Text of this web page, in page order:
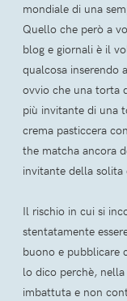
mondiale di una
Quello che però a
blog e giornali è il
qualcosa inserendo
ovvio che una torta
più invitante di una
crema pasticcera
the matcha ancora
invitante della solita
Il rischio in cui si
stentatamente
buono e pubblicare
lo dico perchè,
imbattuta e non